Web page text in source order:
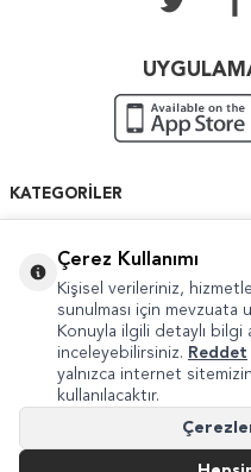
KATEGORILER
HIZLI ERIŞIM
Copyright ©
Çerez Kullanımı
Kişisel verileriniz,
sunulması için mevzuata
Konuyla ilgili detaylı bilgi
inceleyebilirsiniz. Reddet
yalnızca internet
kullanılacaktır.